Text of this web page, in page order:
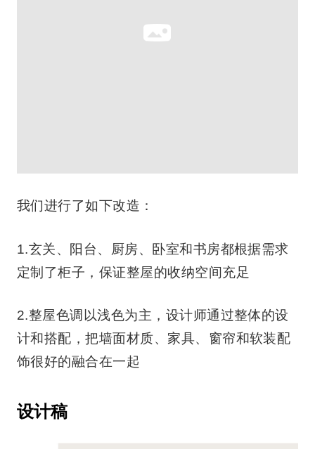
我们进行了如下改造：
1.玄关、阳台、厨房、卧室和书房都根据需求
定制了柜子，保证整屋的收纳空间充足
2.整屋色调以浅色为主，设计师通过整体的设
计和搭配，把墙面材质、家具、窗帘和软装配
饰很好的融合在一起
设计稿